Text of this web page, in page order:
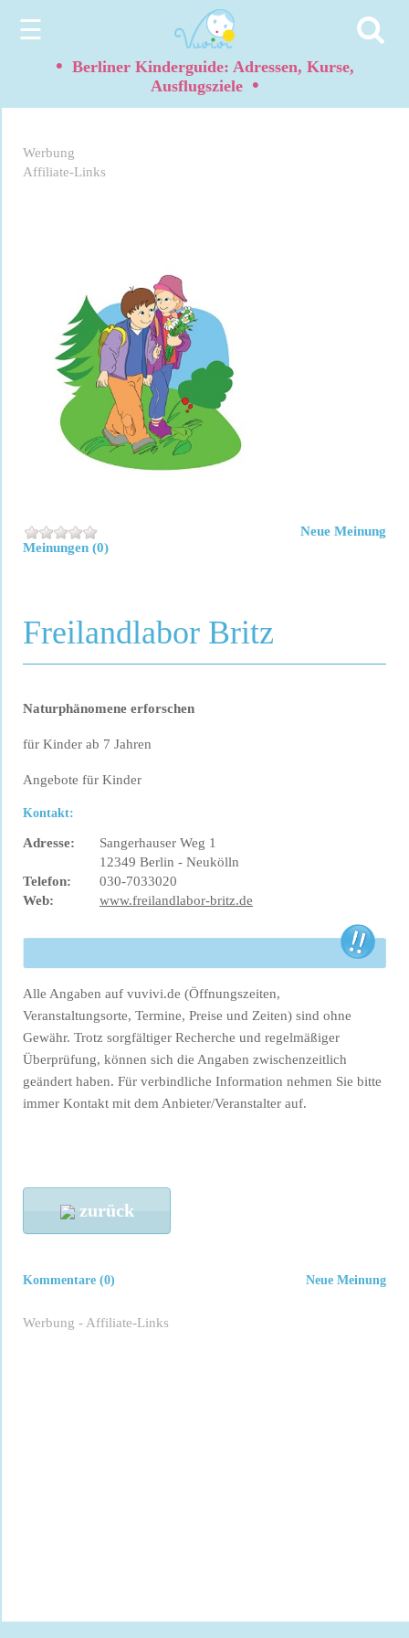
☰
• Berliner Kinderguide: Adressen, Kurse,
Ausflugsziele •
Werbung
Affiliate-Links
Meinungen (0)
Neue Meinung
Freilandlabor Britz
Naturphänomene erforschen
für Kinder ab 7 Jahren
Angebote für Kinder
Kontakt:
Adresse:
Sangerhauser Weg 1
12349 Berlin - Neukölln
Telefon:
030-7033020
Web:
www.freilandlabor-britz.de
Alle Angaben auf vuvivi.de (Öffnungszeiten,
Veranstaltungsorte, Termine, Preise und Zeiten) sind ohne
Gewähr. Trotz sorgfältiger Recherche und regelmäßiger
Überprüfung, können sich die Angaben zwischenzeitlich
geändert haben. Für verbindliche Information nehmen Sie bitte
immer Kontakt mit dem Anbieter/Veranstalter auf.
zurück
Neue Meinung
Kommentare (0)
Werbung - Affiliate-Links